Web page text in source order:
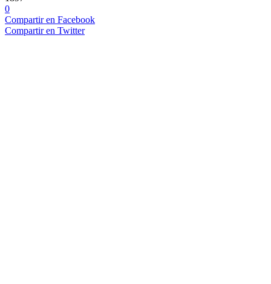
0
Compartir en Facebook
Compartir en Twitter